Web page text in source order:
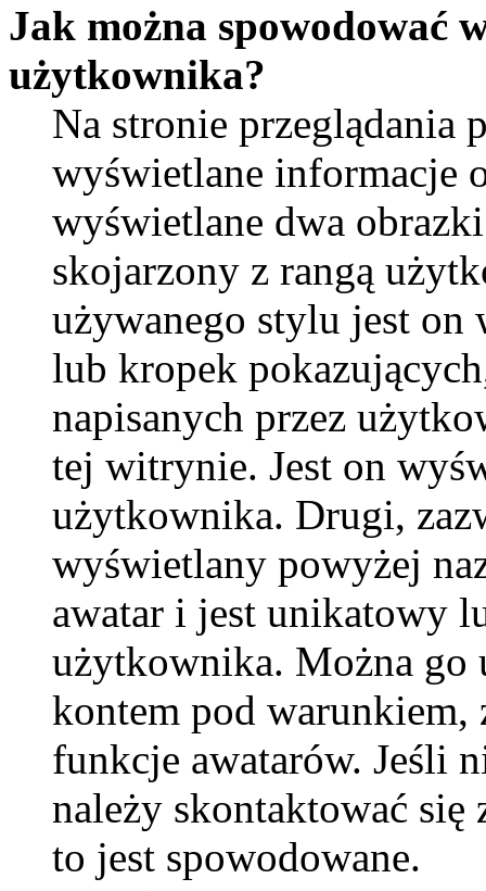
Jak można spowodować
użytkownika?
Na stronie przeglądania
wyświetlane informacje
wyświetlane dwa
skojarzony z rangą
używanego stylu jest
lub kropek
napisanych przez
tej witrynie. Jest on
użytkownika. Drugi,
wyświetlany powyżej
awatar i jest unikatowy
użytkownika. Można go
kontem pod warunkiem,
funkcje awatarów. Jeśli
należy skontaktować
to jest spowodowane.